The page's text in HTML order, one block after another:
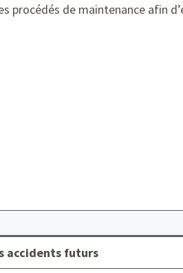
procédés de maintenance afin
accidents futurs